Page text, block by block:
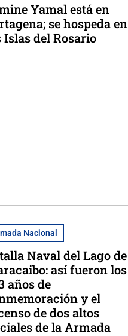
Yamal está en
se hospeda en
Islas del Rosario
Nacional
Naval del Lago de
así fueron los
años de
y el
de dos altos
de la Armada